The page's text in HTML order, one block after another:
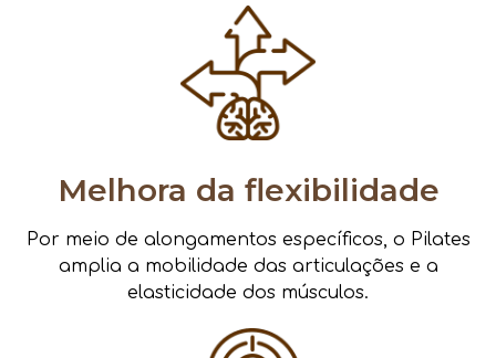
Melhora da flexibilidade
Por meio de alongamentos específicos, o Pilates
amplia a mobilidade das articulações e a
elasticidade dos músculos.